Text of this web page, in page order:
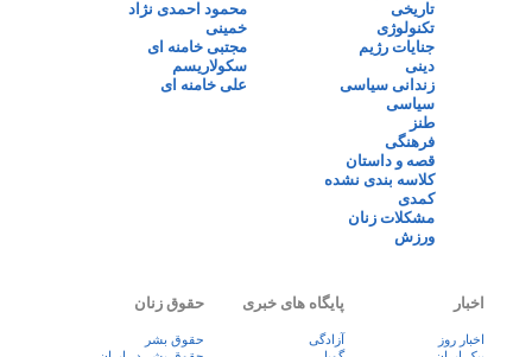
تاریخی
تکنولوژی
جنایات رژیم
دینی
زندانی سیاسی
سیاسی
طنز
فرهنگی
قصه و داستان
کلاسه بندی نشده
کمدی
مشکلات زنان
ورزش
محمود احمدی نژاد
خمینی
مجتبی خامنه ای
سکولاریسم
علی خامنه ای
اخبار
اخبار روز
پایگاه های خبری
آزادگی
حقوق زنان
حقوق بشر